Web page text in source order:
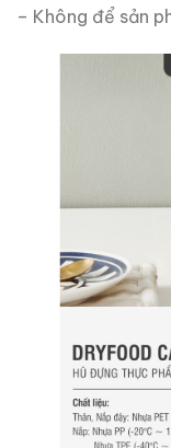
– Không để sản